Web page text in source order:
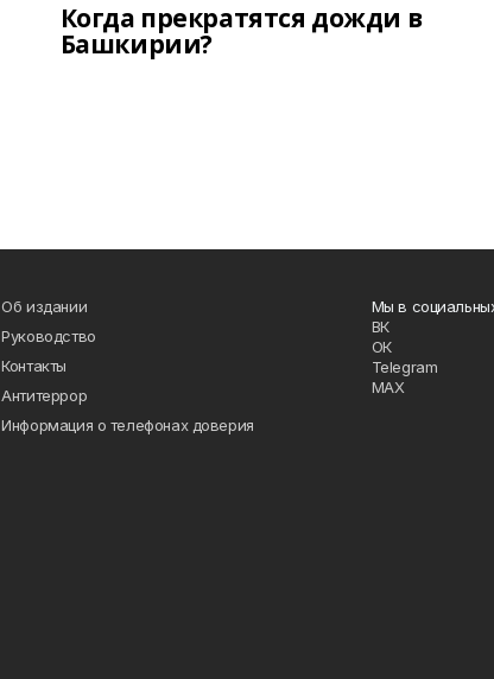
Когда прекратятся дожди в
Башкирии?
Об издании
Руководство
Контакты
Антитеррор
Информация о телефонах доверия
Мы в
ВК
ОК
Telegram
MAX